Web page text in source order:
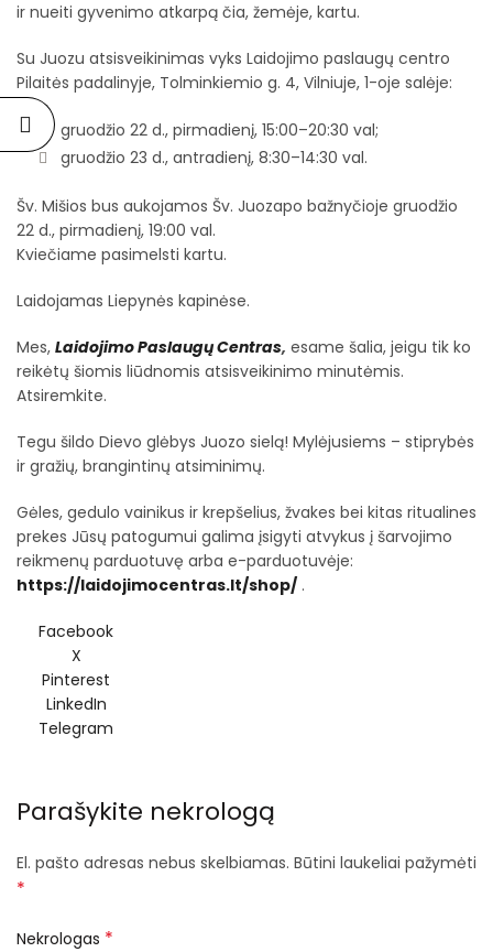
ir nueiti gyvenimo atkarpą čia, žemėje, kartu.
Su Juozu atsisveikinimas vyks Laidojimo paslaugų centro
Pilaitės padalinyje, Tolminkiemio g. 4, Vilniuje, 1-oje salėje:
gruodžio 22 d., pirmadienį, 15:00–20:30 val;
gruodžio 23 d., antradienį, 8:30–14:30 val.
Šv. Mišios bus aukojamos Šv. Juozapo bažnyčioje gruodžio
22 d., pirmadienį, 19:00 val.
Kviečiame pasimelsti kartu.
Laidojamas Liepynės kapinėse.
Mes, Laidojimo Paslaugų Centras, esame šalia, jeigu tik ko
reikėtų šiomis liūdnomis atsisveikinimo minutėmis.
Atsiremkite.
Tegu šildo Dievo glėbys Juozo sielą! Mylėjusiems – stiprybės
ir gražių, brangintinų atsiminimų.
Gėles, gedulo vainikus ir krepšelius, žvakes bei kitas ritualines
prekes Jūsų patogumui galima įsigyti atvykus į šarvojimo
reikmenų parduotuvę arba e-parduotuvėje:
https://laidojimocentras.lt/shop/ .
Facebook
X
Pinterest
LinkedIn
Telegram
Parašykite nekrologą
El. pašto adresas nebus skelbiamas. Būtini laukeliai pažymėti
*
Nekrologas *